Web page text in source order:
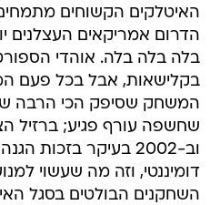
האיטלקים הקשוחים
הדרום אמריקאים העצלנים
בלה בלה בלה. אוהדי
בקלישאות, אבל בכל פעם
המשחק שסיפק הכי הרבה
וב-2002 בעיקר בזכות
דומיננטי, וזה מה שעשוי
השחקנים הבולטים בסגל